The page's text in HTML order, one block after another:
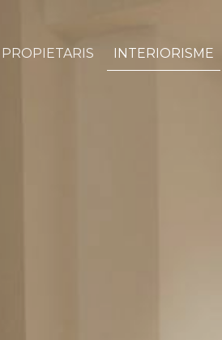
PROPIETARIS INTERIORISME